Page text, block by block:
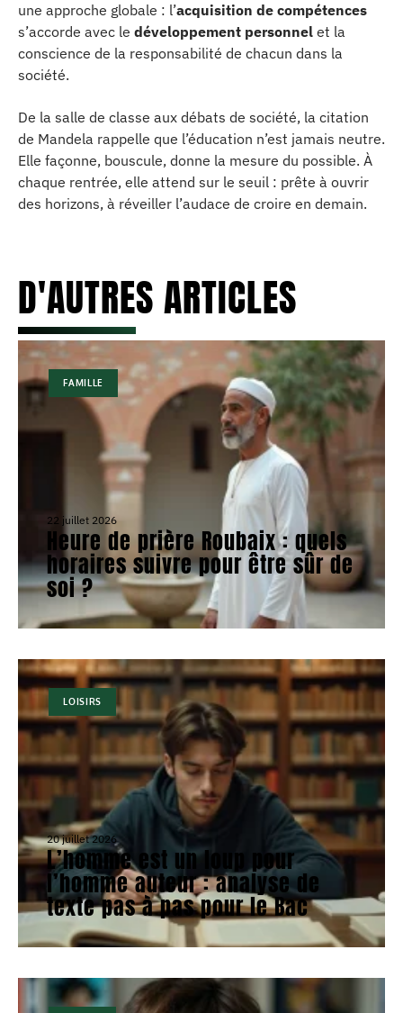
une approche globale : l’acquisition de compétences
s’accorde avec le développement personnel et la
conscience de la responsabilité de chacun dans la
société.
De la salle de classe aux débats de société, la citation
de Mandela rappelle que l’éducation n’est jamais neutre.
Elle façonne, bouscule, donne la mesure du possible. À
chaque rentrée, elle attend sur le seuil : prête à ouvrir
des horizons, à réveiller l’audace de croire en demain.
D'AUTRES ARTICLES
FAMILLE
22 juillet 2026
Heure de prière Roubaix : quels
horaires suivre pour être sûr de
soi ?
LOISIRS
20 juillet 2026
L’homme est un loup pour
l’homme auteur : analyse de
texte pas à pas pour le Bac